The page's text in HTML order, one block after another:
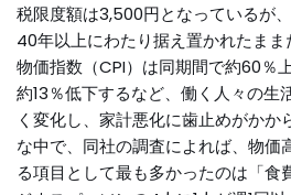
税限度額は3,500円となっているが
40年以上にわたり据え置かれたま
物価指数（CPI）は同期間で約60％
約13％低下するなど、働く人々の生
く変化し、家計悪化に歯止めがかか
な中で、同社の調査によれば、物価
る項目として最も多かったのは「食